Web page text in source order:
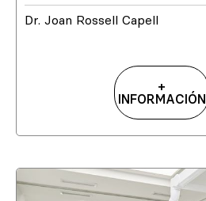
Dr. Joan Rossell Capell
+
INFORMACIÓN